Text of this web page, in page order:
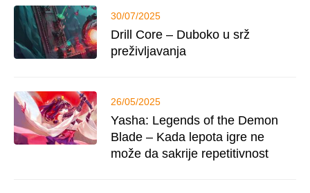
30/07/2025
Drill Core – Duboko u srž
preživljavanja
26/05/2025
Yasha: Legends of the Demon
Blade – Kada lepota igre ne
može da sakrije repetitivnost